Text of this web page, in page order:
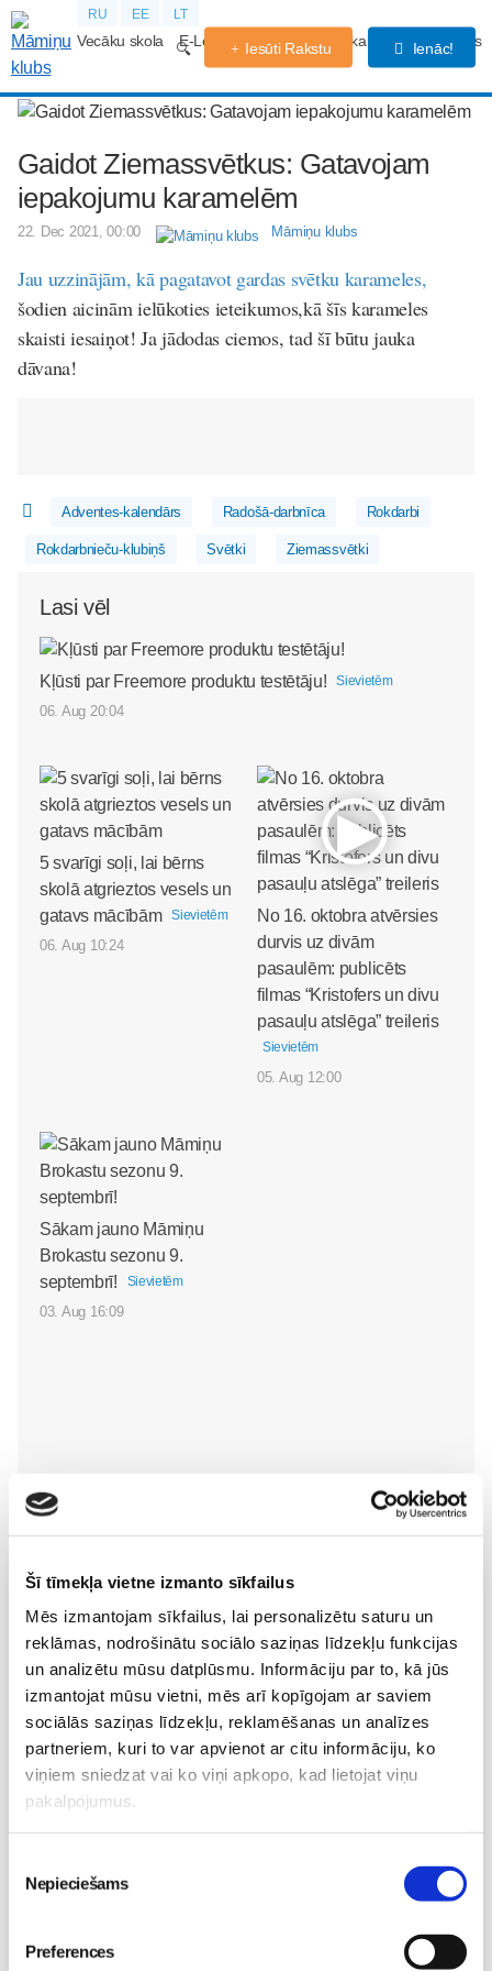
Šī tīmekļa vietne izmanto sīkfailus
Mēs izmantojam sīkfailus, lai personalizētu saturu un
reklāmas, nodrošinātu sociālo saziņas līdzekļu funkcijas
un analizētu mūsu datplūsmu. Informāciju par to, kā jūs
izmantojat mūsu vietni, mēs arī kopīgojam ar saviem
sociālās saziņas līdzekļu, reklamēšanas un analīzes
partneriem, kuri to var apvienot ar citu informāciju, ko
viņiem sniedzat vai ko viņi apkopo, kad lietojat viņu
pakalpojumus.
izvēle
Nepieciešams
Preferences
RU EE LT
Vecāku skola E-Lekcijas Grūtniecības kalendārs Forums
Iesūti Rakstu Ienāc!
Gaidot Ziemassvētkus: Gatavojam
iepakojumu karamelēm
22. Dec 2021, 00:00 Māmiņu klubs
Jau uzzinājām, kā pagatavot gardas svētku karameles,
šodien aicinām ielūkoties ieteikumos,kā šīs karameles
skaisti iesaiņot! Ja jādodas ciemos, tad šī būtu jauka
dāvana!
Adventes-kalendārs Radošā-darbnīca Rokdarbi
Rokdarbnieču-klubiņš Svētki Ziemassvētki
Lasi vēl
Kļūsti par Freemore produktu testētāju! Sievietēm
06. Aug 20:04
5 svarīgi soļi, lai bērns
skolā atgrieztos vesels un
gatavs mācībām
Sievietēm
06. Aug 10:24
No 16. oktobra atvērsies
durvis uz divām
pasaulēm: publicēts
filmas “Kristofers un divu
pasauļu atslēga” treileris
Sievietēm
05. Aug 12:00
Sākam jauno Māmiņu
Brokastu sezonu 9.
septembrī!
Sievietēm
03. Aug 16:09
Vecāku skola
Topošo un jauno māmiņu lutināšanas programma ar
skaistumkopšanas speciālisti Ivetu Liberti
07.08 15:15-17:00
Izpārdots
Nodarbības citā laikā
07.08 16:30-17:00
Izpārdots